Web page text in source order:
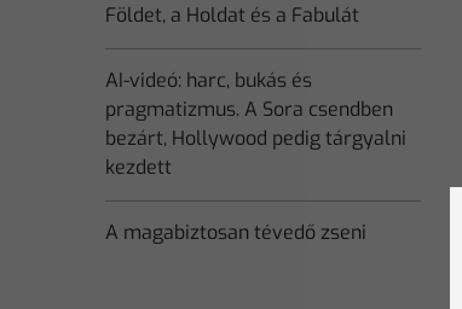
Földet, a Holdat és a Fabulát
AI-videó: harc, bukás és
pragmatizmus. A Sora csendben
bezárt, Hollywood pedig tárgyalni
kezdett
A magabiztosan tévedő zseni